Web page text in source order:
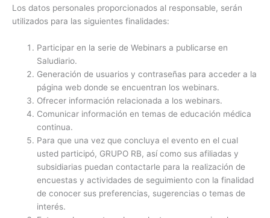
Los datos personales proporcionados al responsable, serán
utilizados para las siguientes finalidades:
Participar en la serie de Webinars a publicarse en
Saludiario.
Generación de usuarios y contraseñas para acceder a la
página web donde se encuentran los webinars.
Ofrecer información relacionada a los webinars.
Comunicar información en temas de educación médica
continua.
Para que una vez que concluya el evento en el cual
usted participó, GRUPO RB, así como sus afiliadas y
subsidiarias puedan contactarle para la realización de
encuestas y actividades de seguimiento con la finalidad
de conocer sus preferencias, sugerencias o temas de
interés.